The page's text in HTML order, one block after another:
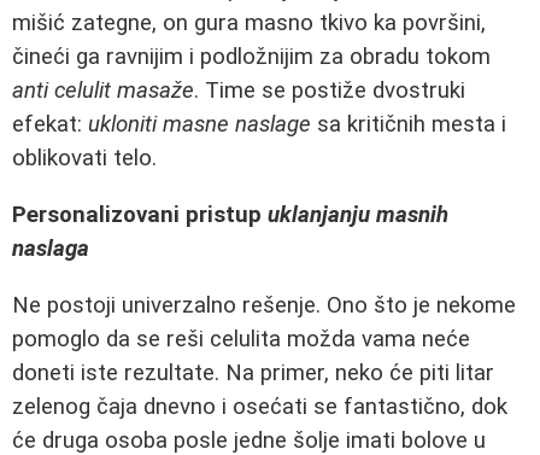
mišić zategne, on gura masno tkivo ka površini,
čineći ga ravnijim i podložnijim za obradu tokom
anti celulit masaže. Time se postiže dvostruki
efekat: ukloniti masne naslage sa kritičnih mesta i
oblikovati telo.
Personalizovani pristup uklanjanju masnih
naslaga
Ne postoji univerzalno rešenje. Ono što je nekome
pomoglo da se reši celulita možda vama neće
doneti iste rezultate. Na primer, neko će piti litar
zelenog čaja dnevno i osećati se fantastično, dok
će druga osoba posle jedne šolje imati bolove u